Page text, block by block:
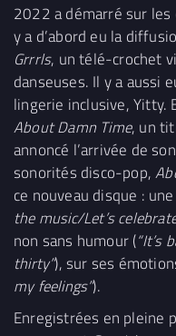
2022 a démarré sur les
y a d’abord eu la
Grrrls, un télé-crochet
danseuses. Il y a aussi
lingerie inclusive, Yitty.
About Damn Time, un
annoncé l’arrivée de
sonorités disco-pop,
ce nouveau disque :
the music/Let’s
non sans humour (“It’s
thirty”), sur ses
my feelings”).
Enregistrées en pleine